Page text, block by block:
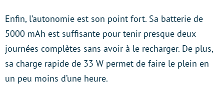
Enfin, l’autonomie est son point fort. Sa batterie de
5000 mAh est suffisante pour tenir presque deux
journées complètes sans avoir à le recharger. De plus,
sa charge rapide de 33 W permet de faire le plein en
un peu moins d’une heure.